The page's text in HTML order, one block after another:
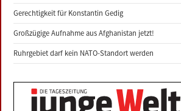
Gerechtigkeit für Konstantin Gedig
Großzügige Aufnahme aus Afghanistan jetzt!
Ruhrgebiet darf kein NATO-Standort werden